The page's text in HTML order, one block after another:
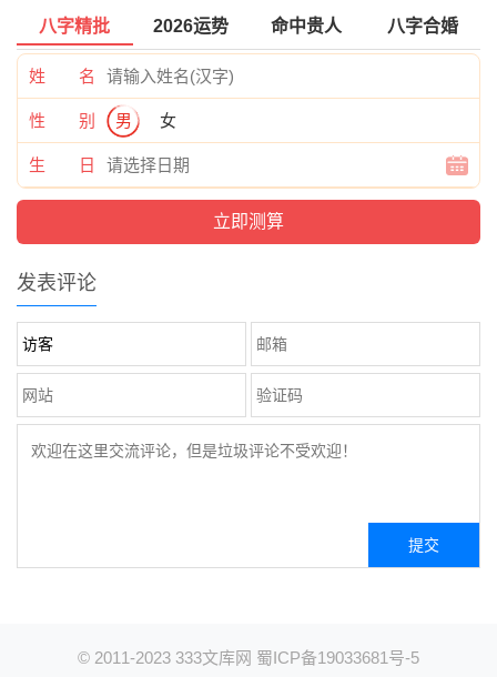
八字精批 2026运势 命中贵人 八字合婚
姓 名
性 别 男 女
生 日
发表评论
© 2011-2023 333文库网 蜀ICP备19033681号-5